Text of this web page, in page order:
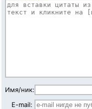
Имя/ник:
E-mail: